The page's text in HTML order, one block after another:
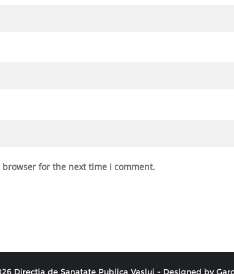
for the next time I comment.
Directia de Sanatate Publica Vaslui - Designed by